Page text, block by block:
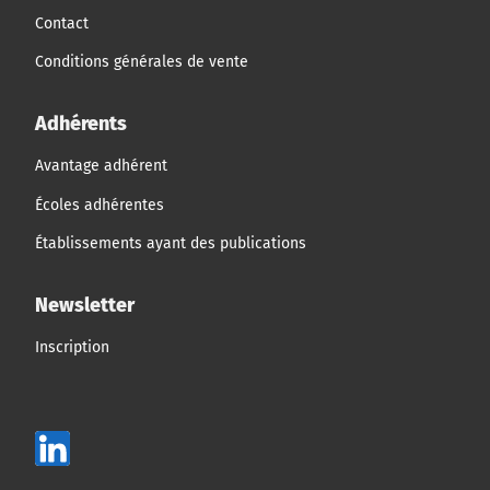
Contact
Conditions générales de vente
Adhérents
Avantage adhérent
Écoles adhérentes
Établissements ayant des publications
Newsletter
Inscription